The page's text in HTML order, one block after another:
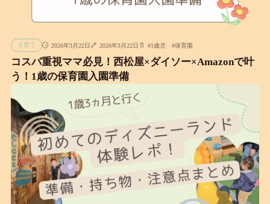
子育て 2026年3月22日 2026年3月22日 #1歳児 #保育園
コスパ重視ママ必見！西松屋×ダイソー×Amazonで叶
う！1歳の保育園入園準備